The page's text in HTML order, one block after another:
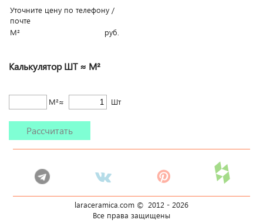
Уточните цену по телефону /
почте
М²
руб.
Калькулятор ШТ ≈ М²
М²≈ Шт
Рассчитать
laraceramica.com © 2012 - 2026
Все права защищены